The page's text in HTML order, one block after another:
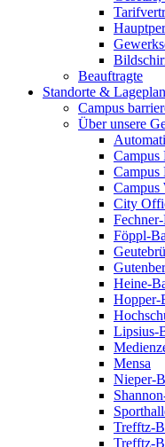
Beauftragte
Standorte & Lageplan
Campus
Über unsere
Campus
Campus
Campus
City
Föppl-
Heine-
Hopper-
Lipsius-
Mensa
Nieper-
Trefftz-
Trefftz-